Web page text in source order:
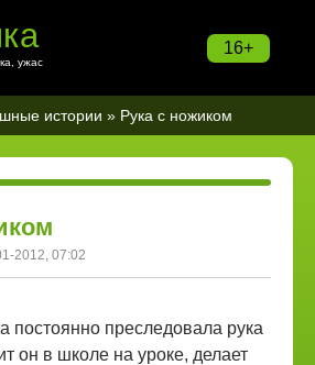
16+
ужас
истории » Рука с ножиком
2012, 07:02
постоянно преследовала рука
он в школе на уроке, делает